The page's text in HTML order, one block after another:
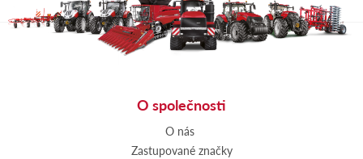
O společnosti
O nás
Zastupované značky